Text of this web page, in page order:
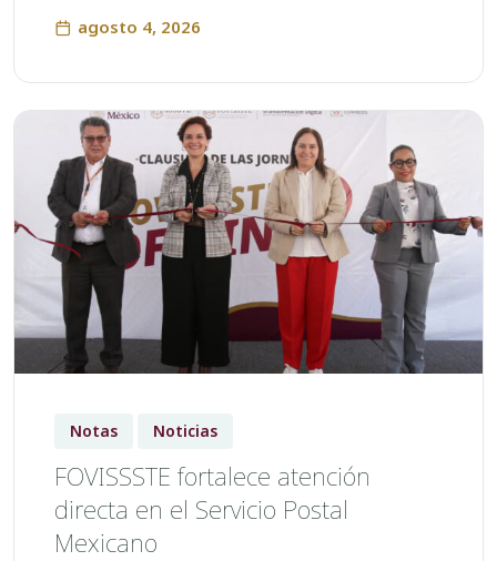
agosto 4, 2026
Notas Noticias
FOVISSSTE fortalece atención
directa en el Servicio Postal
Mexicano